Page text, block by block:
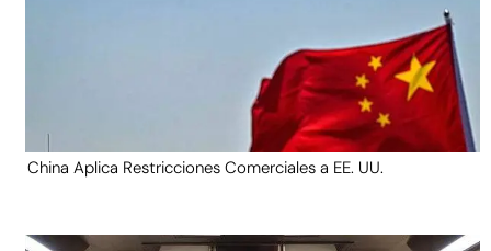
China Aplica Restricciones Comerciales a EE. UU.